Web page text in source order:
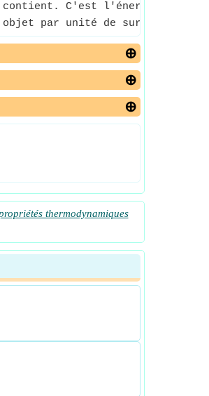
C'est l'énergie
objet par unité de surface
thermodynamiques